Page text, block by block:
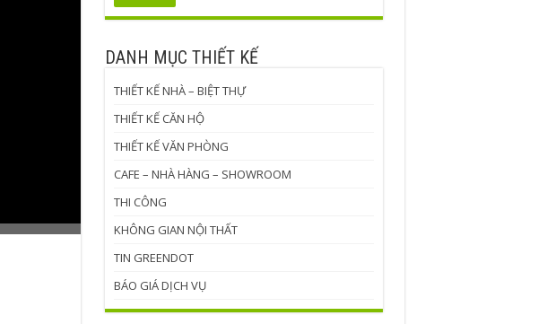
DANH MỤC THIẾT KẾ
THIẾT KẾ NHÀ – BIỆT THỰ
THIẾT KẾ CĂN HỘ
THIẾT KẾ VĂN PHÒNG
CAFE – NHÀ HÀNG – SHOWROOM
THI CÔNG
KHÔNG GIAN NỘI THẤT
TIN GREENDOT
BÁO GIÁ DỊCH VỤ